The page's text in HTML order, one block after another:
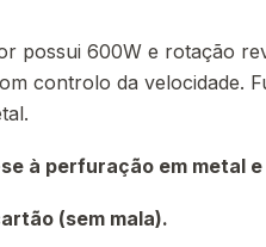
possui 600W e rotação
controlo da velocidade.
à perfuração em metal e
(sem mala).